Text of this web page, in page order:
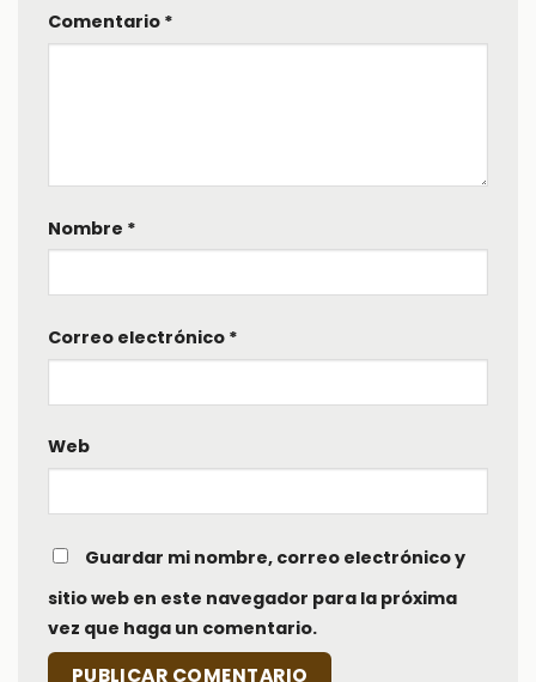
Comentario *
Nombre *
Correo electrónico *
Web
Guardar mi nombre, correo electrónico y
sitio web en este navegador para la próxima
vez que haga un comentario.